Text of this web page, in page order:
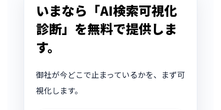
いまなら「AI検索可視化
診断」を無料で提供しま
す。
御社が今どこで止まっているかを、まず可
視化します。